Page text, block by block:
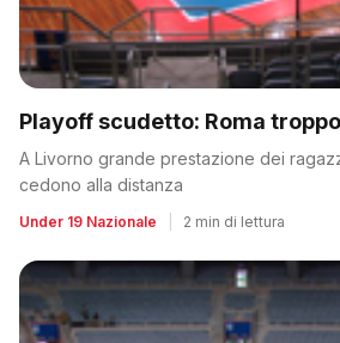
Playoff scudetto: Roma
A Livorno grande prestazione dei
cedono alla distanza
Under 19 Nazionale 2 min di lettura